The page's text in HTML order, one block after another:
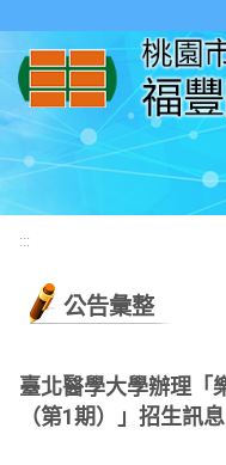
:::
公告彙整
臺北醫學大學辦理「
（第1期）」招生訊息